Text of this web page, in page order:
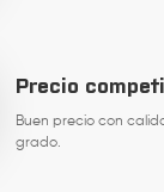
Precio
Buen precio con
grado.